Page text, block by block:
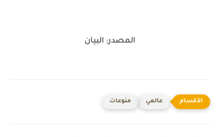
المصدر: البيان
عالمي منوعات